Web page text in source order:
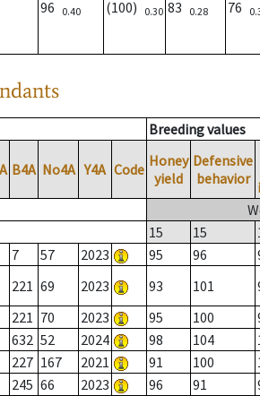
96 0.40 (100) 0.30 83 0.28 76
Breeding values
B4A No4A Y4A Code Honey
yield
Defensive
behavior
15
15
7 57 2023 95 96
221 69 2023 93 101
221 70 2023 95 100
632 52 2024 98 104
227 167 2021 91 100
245 66 2023 96 91